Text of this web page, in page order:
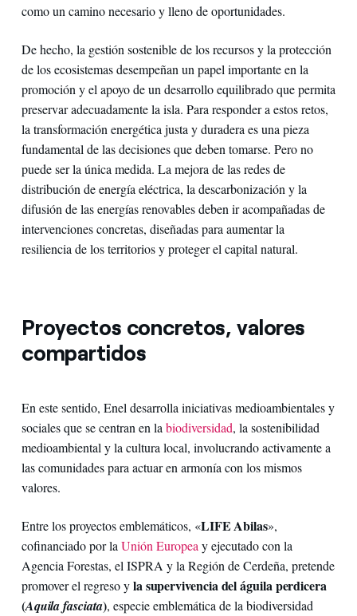
como un camino necesario y lleno de oportunidades.
De hecho, la gestión sostenible de los recursos y la protección
de los ecosistemas desempeñan un papel importante en la
promoción y el apoyo de un desarrollo equilibrado que permita
preservar adecuadamente la isla. Para responder a estos retos,
la transformación energética justa y duradera es una pieza
fundamental de las decisiones que deben tomarse. Pero no
puede ser la única medida. La mejora de las redes de
distribución de energía eléctrica, la descarbonización y la
difusión de las energías renovables deben ir acompañadas de
intervenciones concretas, diseñadas para aumentar la
resiliencia de los territorios y proteger el capital natural.
Proyectos concretos, valores
compartidos
En este sentido, Enel desarrolla iniciativas medioambientales y
sociales que se centran en labiodiversidad, la sostenibilidad
medioambiental y la cultura local, involucrando activamente a
las comunidades para actuar en armonía con los mismos
valores.
Entre los proyectos emblemáticos, «LIFE Abilas»,
cofinanciado por laUnión Europeay ejecutado con la
Agencia Forestas, el ISPRA y la Región de Cerdeña, pretende
promover el regreso yla supervivencia del águila perdicera
(Aquila fasciata), especie emblemática de la biodiversidad